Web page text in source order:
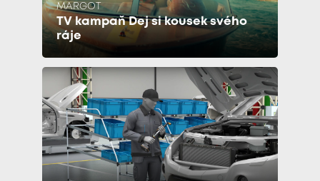
MARGOT
TV kampaň Dej si kousek svého
ráje